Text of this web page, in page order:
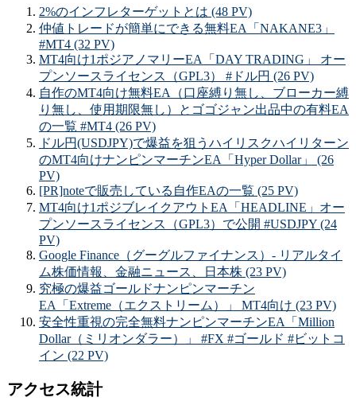
2%のインフレターゲットとは (48 PV)
仲値トレードが簡単にできる無料EA「NAKANE3」
#MT4 (32 PV)
MT4向け1ポジアノマリーEA「DAY TRADING」 オー
プンソースライセンス（GPL3） #ドル円 (26 PV)
自作のMT4向け無料EA（口座縛り無し、ブローカー縛
り無し、使用期限無し）とゴゴジャン出品中の有料EA
の一覧 #MT4 (26 PV)
ドル円(USDJPY)で爆益を狙うハイリスクハイリターン
のMT4向けナンピンマーチンEA「Hyper Dollar」 (26
PV)
[PR]noteで販売している自作EAの一覧 (25 PV)
MT4向け1ポジブレイクアウトEA「HEADLINE」オー
プンソースライセンス（GPL3）で公開 #USDJPY (24
PV)
Google Finance（グーグルファイナンス）- リアルタイ
ム株価情報、金融ニュース、日本株 (23 PV)
究極の爆益ゴールドナンピンマーチン
EA「Extreme（エクストリーム）」 MT4向け (23 PV)
安全性重視の完全無料ナンピンマーチンEA「Million
Dollar（ミリオンダラー）」 #FX #ゴールド #ビットコ
イン (22 PV)
アクセス統計